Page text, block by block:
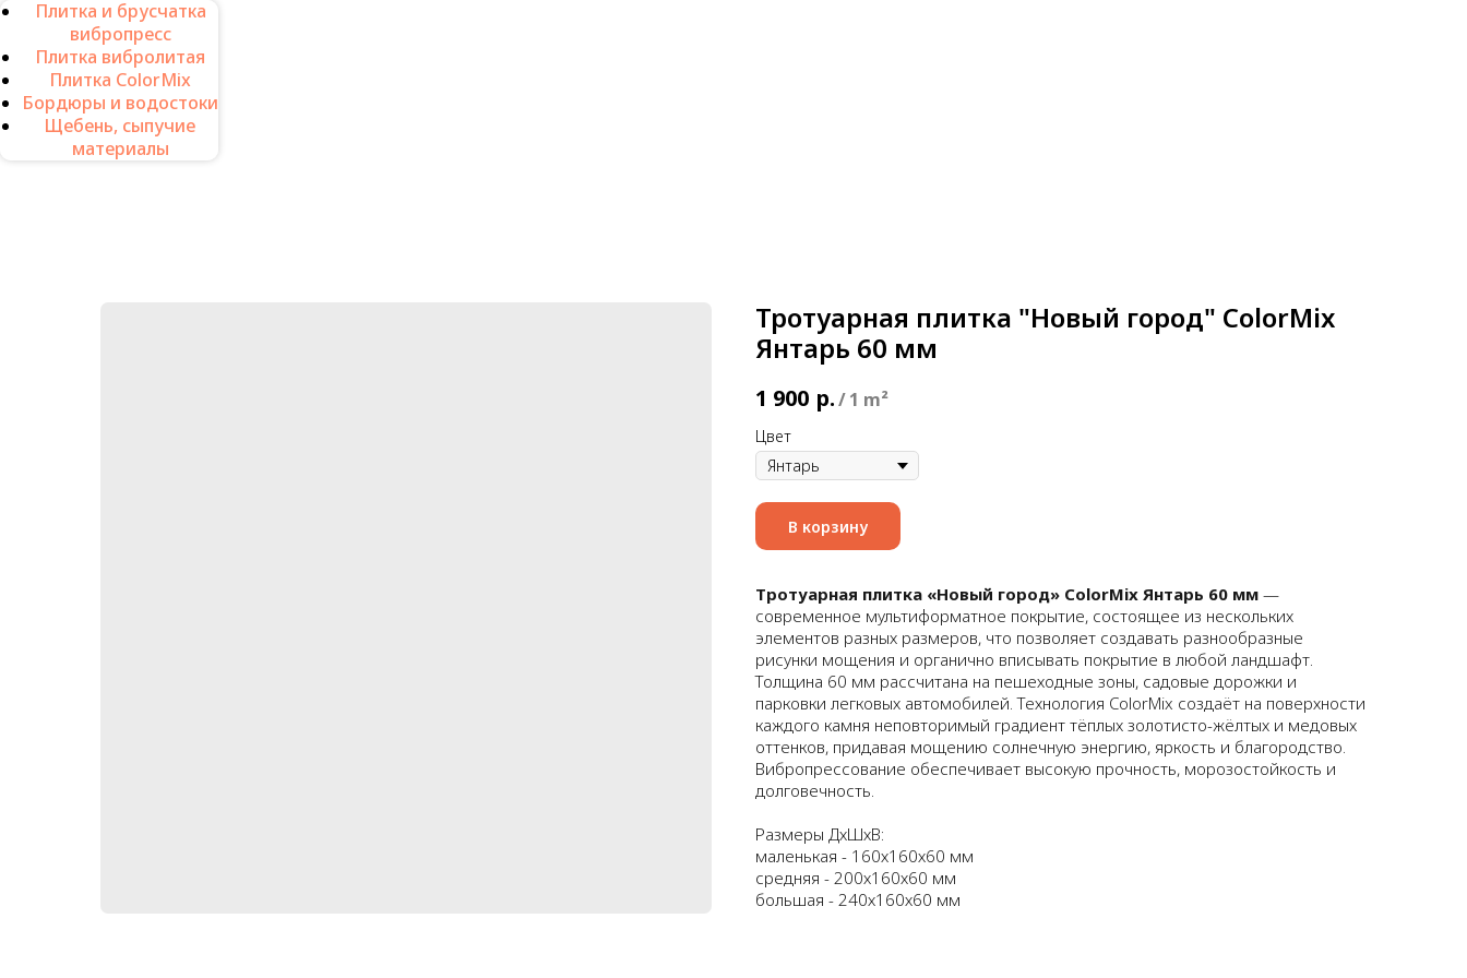
Плитка и брусчатка
вибропресс
Плитка вибролитая
Плитка ColorMix
Бордюры и водостоки
Щебень, сыпучие
материалы
Тротуарная плитка "Новый город" ColorMix
Янтарь 60 мм
1 900 р./1 m²
Цвет
В корзину
Тротуарная плитка «Новый город» ColorMix Янтарь 60 мм —
современное мультиформатное покрытие, состоящее из нескольких
элементов разных размеров, что позволяет создавать разнообразные
рисунки мощения и органично вписывать покрытие в любой ландшафт.
Толщина 60 мм рассчитана на пешеходные зоны, садовые дорожки и
парковки легковых автомобилей. Технология ColorMix создаёт на поверхности
каждого камня неповторимый градиент тёплых золотисто-жёлтых и медовых
оттенков, придавая мощению солнечную энергию, яркость и благородство.
Вибропрессование обеспечивает высокую прочность, морозостойкость и
долговечность.
Размеры ДхШхВ:
маленькая - 160х160х60 мм
средняя - 200х160х60 мм
большая - 240х160х60 мм